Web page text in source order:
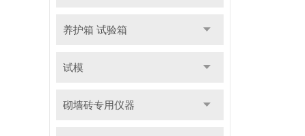
养护箱 试验箱
试模
砌墙砖专用仪器